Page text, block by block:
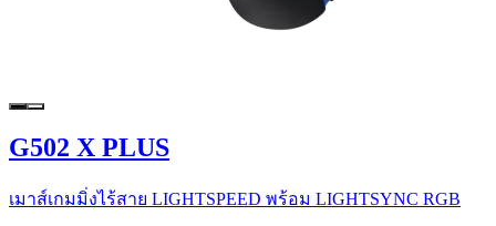
G502 X PLUS
เมาส์เกมมิ่งไร้สาย LIGHTSPEED พร้อม LIGHTSYNC RGB